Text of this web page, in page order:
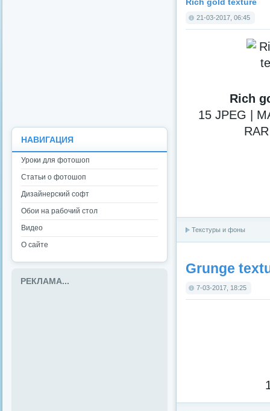
Rich gold texture
21-03-2017, 06:45
Rich
15 JPEG |
Текстуры и фоны
Grunge
7-03-2017, 18:25
НАВИГАЦИЯ
Уроки для фотошоп
Статьи о фотошоп
Дизайнерский софт
Обои на рабочий стол
Видео
О сайте
РЕКЛАМА...